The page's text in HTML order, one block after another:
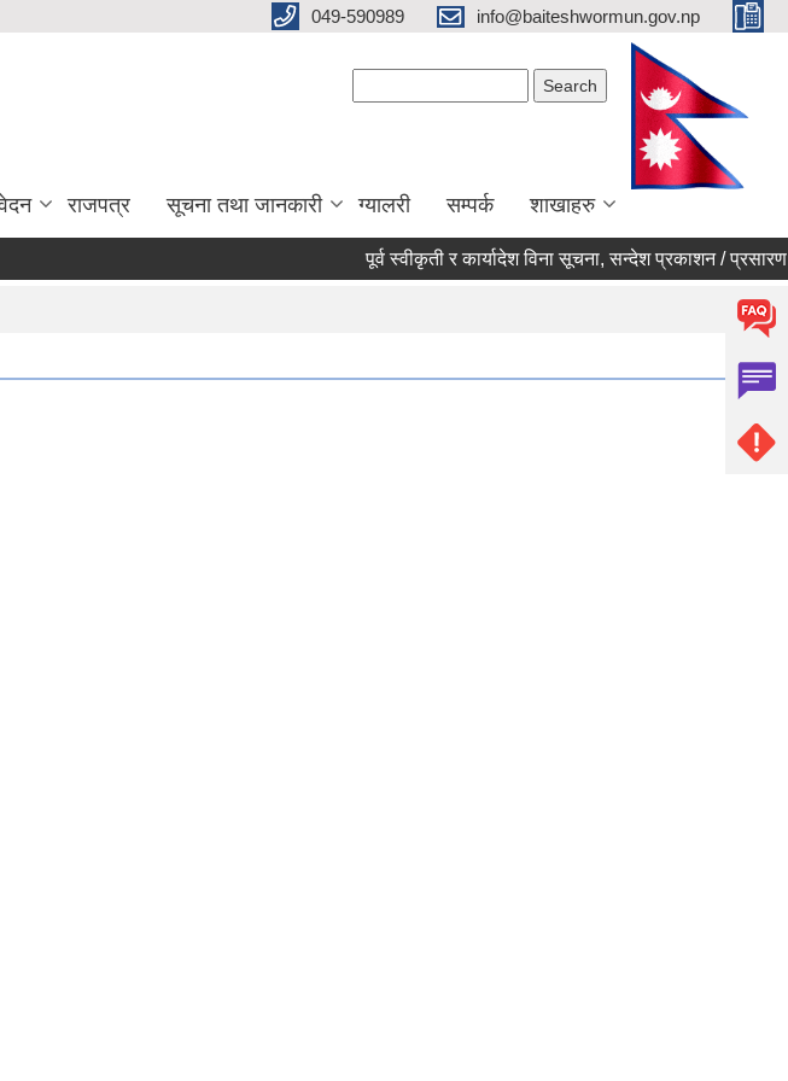
049-590989 info@baiteshwormun.gov.np
राजपत्र सूचना तथा जानकारी ग्यालरी सम्पर्क शाखाहरु
पूर्व स्वीकृती र कार्यादेश विना सूचना, सन्देश प्रकाशन / प्रसारण